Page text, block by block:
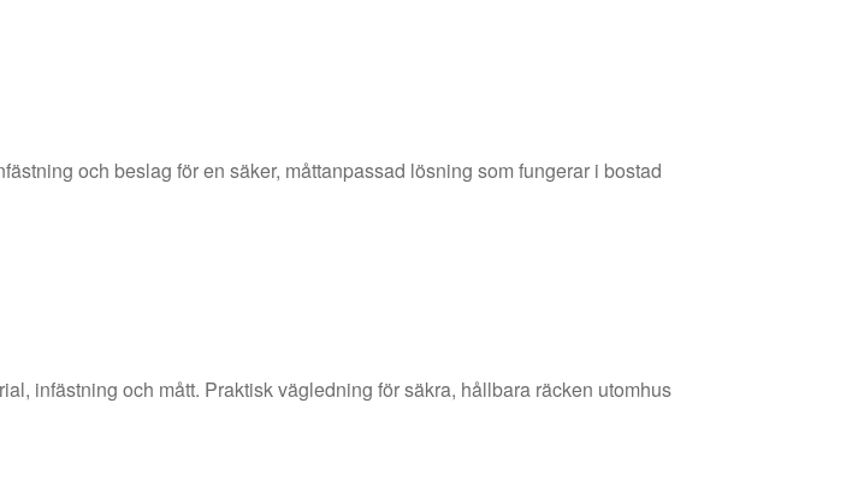
och beslag för en säker, måttanpassad lösning som fungerar i bostad
infästning och mått. Praktisk vägledning för säkra, hållbara räcken utomhus